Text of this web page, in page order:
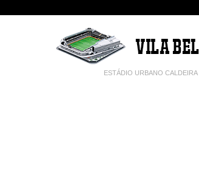
ESTÁDIO URBANO CALDEIRA